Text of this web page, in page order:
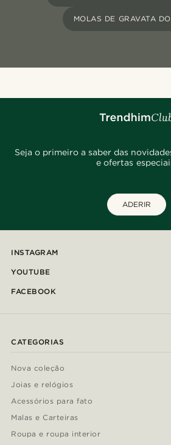
MOLAS DE GRAVATA
Seja o primeiro a saber das
e ofertas
ADERIR
INSTAGRAM
YOUTUBE
FACEBOOK
CATEGORIAS
Nova coleção
Joias e relógios
Acessórios para fato
Malas e Carteiras
Roupa e roupa interior